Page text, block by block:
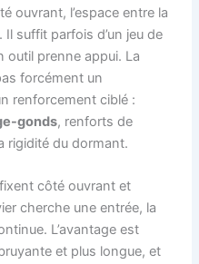
ouvrant, l’espace entre la
suffit parfois d’un jeu de
outil prenne appui. La
forcément un
renforcement ciblé :
gonds, renforts de
rigidité du dormant.
côté ouvrant et
cherche une entrée, la
L’avantage est
et plus longue, et